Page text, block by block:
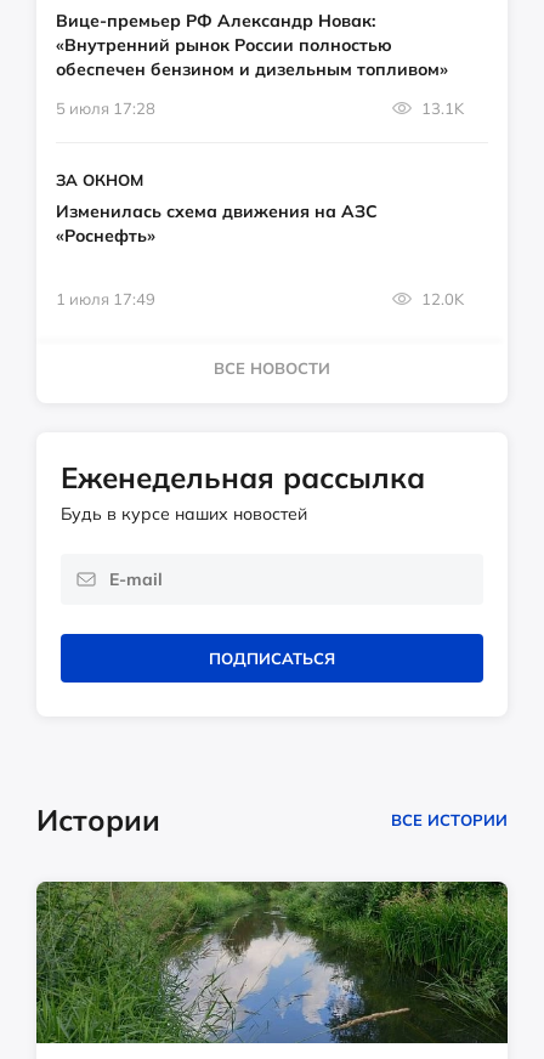
Вице-премьер РФ Александр Новак:
«Внутренний рынок России полностью
обеспечен бензином и дизельным топливом»
5 июля 17:28 13.1K
ЗА ОКНОМ
Изменилась схема движения на АЗС
«Роснефть»
1 июля 17:49 12.0K
ВСЕ НОВОСТИ
Еженедельная рассылка
Будь в курсе наших новостей
ПОДПИСАТЬСЯ
Истории ВСЕ ИСТОРИИ